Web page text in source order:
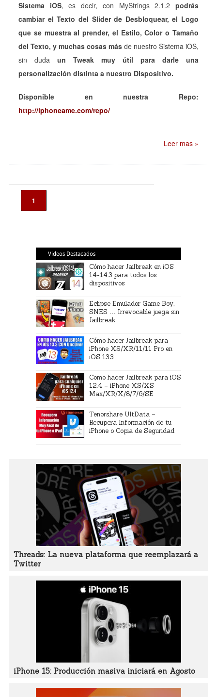
Sistema iOS, es decir, con MyStrings 2.1.2podrás
cambiar el Texto del Slider de Desbloquear, el Logo
que se muestra al prender, el Estilo, Color o Tamaño
del Texto, y muchas cosas más de nuestro Sistema iOS,
sin duda un Tweak muy útil para darle una
personalización distinta a nuestro Dispositivo.
Disponible en nuestra Repo:
http://iphoneame.com/repo/
Leer mas »
1
Videos Destacados
Cómo hacer Jailbreak en iOS
14-14.3 para todos los
dispositivos
Eclipse Emulador Game Boy,
SNES … Irrevocable juega sin
Jailbreak
Cómo hacer Jailbreak para
iPhone XS/XR/11/11 Pro en
iOS 13.3
Como hacer Jailbreak para iOS
12.4 – iPhone XS/XS
Max/XR/X/8/7/6/SE
Tenorshare UltData –
Recupera Información de tu
iPhone o Copia de Seguridad
Threads: La nueva plataforma que reemplazará a
Twitter
iPhone 15: Producción masiva iniciará en Agosto